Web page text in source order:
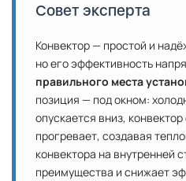
Совет эксперта
Конвектор — простой и
но его эффективность
правильного места
позиция — под окном:
опускается вниз,
прогревает, создавая
конвектора на внутренней
преимущества и снижает